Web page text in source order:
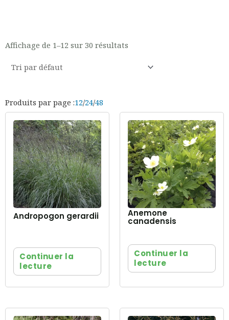
Affichage de 1–12 sur 30 résultats
Produits par page :12/24/48
Andropogon gerardii
Continuer la
lecture
Anemone
canadensis
Continuer la
lecture